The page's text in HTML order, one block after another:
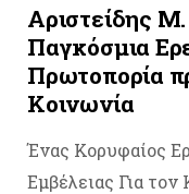
Αριστείδης
Παγκόσμια
Πρωτοπορία
Κοινωνία
Ένας Κορυφαίος
Εμβέλειας Για